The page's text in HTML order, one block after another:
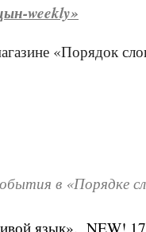
weekly»
«Порядок
в «Порядке
язык». NEW!